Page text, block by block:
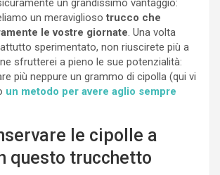
un grandissimo vantaggio:
un meraviglioso trucco che
le vostre giornate. Una volta
sperimentato, non riuscirete più a
sfrutterei a pieno le sue potenzialità:
più neppure un grammo di cipolla (qui vi
un metodo per avere aglio sempre
le cipolle a
questo trucchetto